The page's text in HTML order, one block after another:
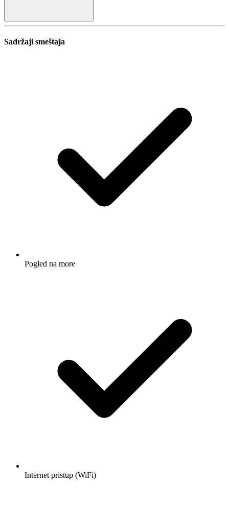
Sadržaji smeštaja
Pogled na more
Internet pristup (WiFi)